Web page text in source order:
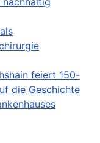
feiert 150-
die Geschichte